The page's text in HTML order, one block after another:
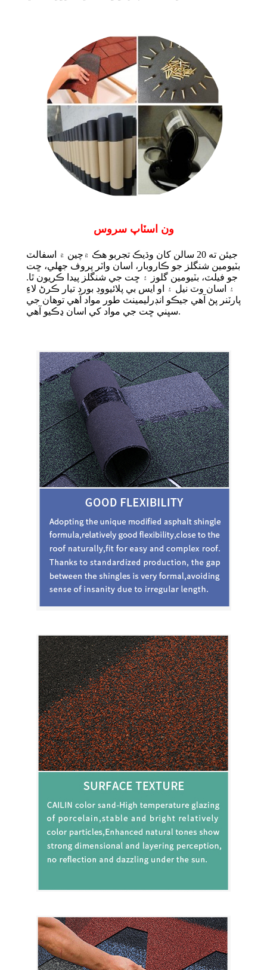
ون اسٽاپ سروس
جيئن ته 20 سالن کان وڌيڪ تجربو هڪ ۾
چين ۾ اسفالٽ
بٽيومين شنگلز جو ڪاروبار، اسان واٽر پروف جھلي، ڇت
جو فيلٽ، بٽيومين گلوز ۽ ڇت جي شنگلز پيدا ڪريون ٿا.
۽ اسان وٽ نيل ۽ او ايس بي پلائيووڊ بورڊ تيار ڪرڻ لاءِ
پارٽنر پڻ آهي جيڪو انڊرليمينٽ طور مواد آهي توهان جي
سڀني ڇت جي مواد کي اسان ڍڪيو آهي.